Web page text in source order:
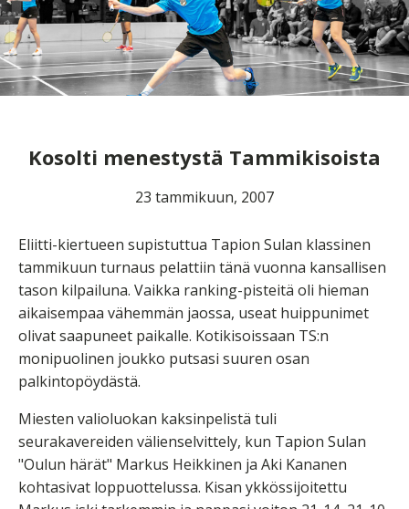
Kosolti menestystä Tammikisoista
23 tammikuun, 2007
Eliitti-kiertueen supistuttua Tapion Sulan klassinen
tammikuun turnaus pelattiin tänä vuonna kansallisen
tason kilpailuna. Vaikka ranking-pisteitä oli hieman
aikaisempaa vähemmän jaossa, useat huippunimet
olivat saapuneet paikalle. Kotikisoissaan TS:n
monipuolinen joukko putsasi suuren osan
palkintopöydästä.
Miesten valioluokan kaksinpelistä tuli
seurakavereiden välienselvittely, kun Tapion Sulan
"Oulun härät" Markus Heikkinen ja Aki Kananen
kohtasivat loppuottelussa. Kisan ykkössijoitettu